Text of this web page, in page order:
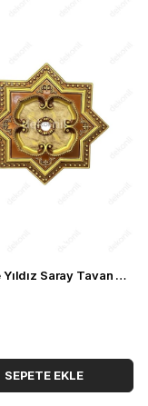
Eskitme Yıldız Saray Tavan 60cm
SEPETE EKLE